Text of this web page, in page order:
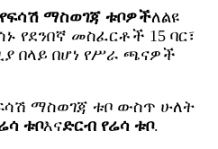
የፍሳሽ ማስወገጃ ቱቦዎችለልዩ
መስፈርቶች 15 ባር፣
በላይ በሆነ የሥራ ጫናዎች
ማስወገጃ ቱቦ ውስጥ ሁለት
ቱቦእናድርብ የሬሳ ቱቦ.